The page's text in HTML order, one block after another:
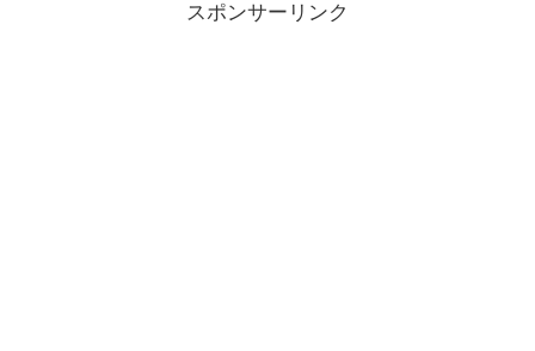
スポンサーリンク